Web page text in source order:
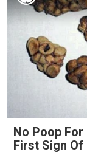
No Poop For
First Sign Of